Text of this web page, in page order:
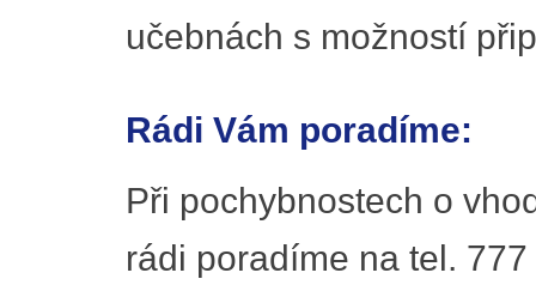
učebnách s možností
Rádi Vám poradíme:
Při pochybnostech o
rádi poradíme na tel.